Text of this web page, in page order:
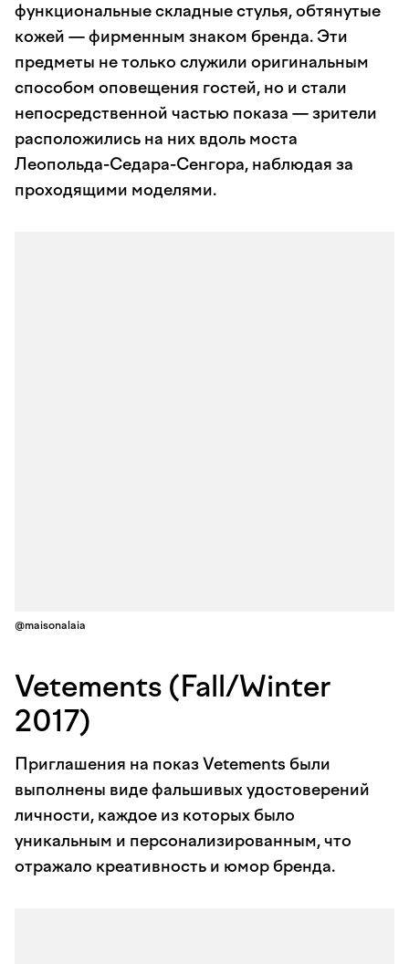
функциональные складные стулья, обтянутые
кожей — фирменным знаком бренда. Эти
предметы не только служили оригинальным
способом оповещения гостей, но и стали
непосредственной частью показа — зрители
расположились на них вдоль моста
Леопольда-Седара-Сенгора, наблюдая за
проходящими моделями.
@maisonalaia
Vetements (Fall/Winter
2017)
Приглашения на показ Vetements были
выполнены виде фальшивых удостоверений
личности, каждое из которых было
уникальным и персонализированным, что
отражало креативность и юмор бренда.